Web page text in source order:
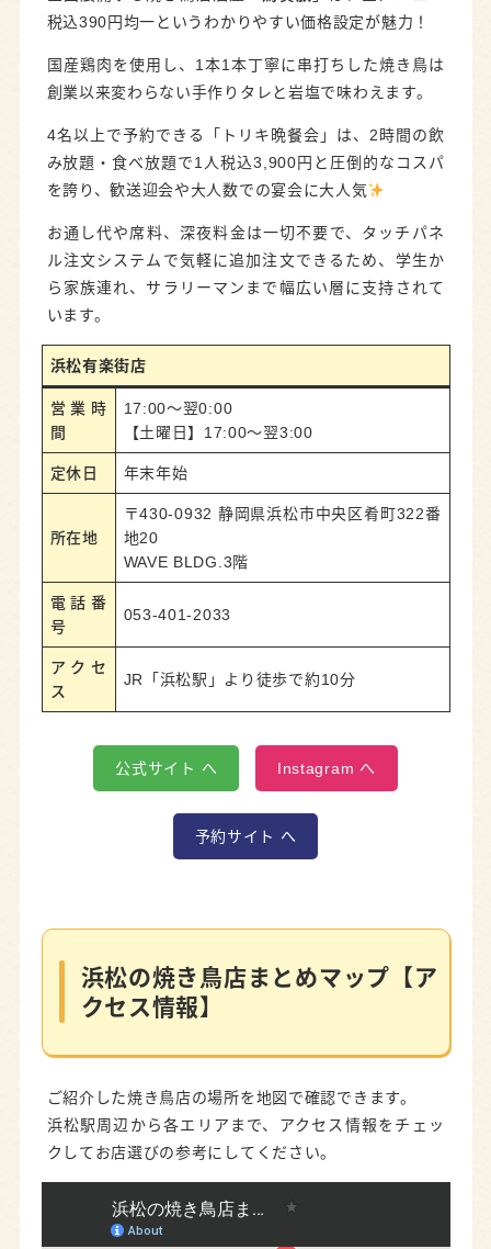
税込390円均一というわかりやすい価格設定が魅力！
国産鶏肉を使用し、1本1本丁寧に串打ちした焼き鳥は
創業以来変わらない手作りタレと岩塩で味わえます。
4名以上で予約できる「トリキ晩餐会」は、2時間の飲
み放題・食べ放題で1人税込3,900円と圧倒的なコスパ
を誇り、歓送迎会や大人数での宴会に大人気
お通し代や席料、深夜料金は一切不要で、タッチパネ
ル注文システムで気軽に追加注文できるため、学生か
ら家族連れ、サラリーマンまで幅広い層に支持されて
います。
浜松有楽街店
営業時
間
17:00～翌0:00
【土曜日】17:00～翌3:00
定休日 年末年始
所在地
〒430-0932 静岡県浜松市中央区肴町322番
地20
WAVE BLDG.3階
電話番
号
053-401-2033
アクセ
ス
JR「浜松駅」より徒歩で約10分
公式サイト へ Instagram へ
予約サイト へ
浜松の焼き鳥店まとめマップ【ア
クセス情報】
ご紹介した焼き鳥店の場所を地図で確認できます。
浜松駅周辺から各エリアまで、アクセス情報をチェッ
クしてお店選びの参考にしてください。